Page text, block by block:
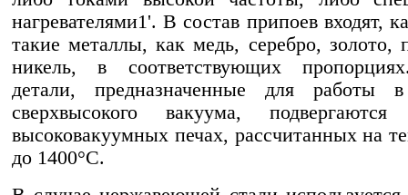
нагревателями1'. В состав припоев входят,
такие металлы, как медь, серебро, золото,
никель, в соответствующих
детали, предназначенные для работы
сверхвысокого вакуума,
высоковакуумных печах, рассчитанных на
до 1400°С.